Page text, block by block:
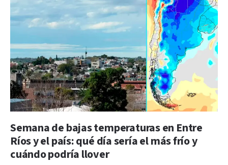
Semana de bajas temperaturas en Entre
Ríos y el país: qué día sería el más frío y
cuándo podría llover